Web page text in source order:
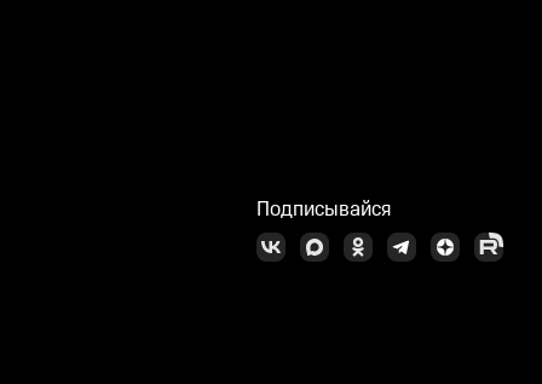
Подписывайся